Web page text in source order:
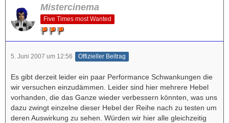
Mistercinema
Five Times most Wanted
5. Juni 2007 um 12:56 Offizieller Beitrag
Es gibt derzeit leider ein paar Performance Schwankungen die
wir versuchen einzudämmen. Leider sind hier mehrere Hebel
vorhanden, die das Ganze wieder verbessern könnten, was uns
dazu zwingt einzelne dieser Hebel der Reihe nach zu testen um
deren Auswirkung zu sehen. Würden wir hier alle gleichzeitig